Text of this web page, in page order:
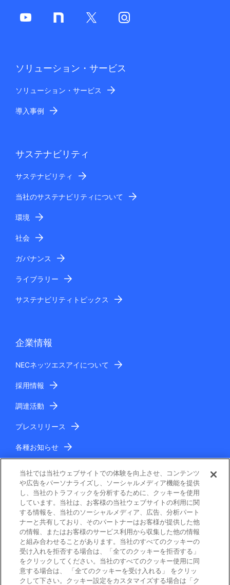
ソリューション・サービス
ソリューション・サービス
導入事例
サステナビリティ
サステナビリティ
当社のサステナビリティについて
環境
社会
ガバナンス
ライブラリー
サステナビリティトピックス
企業情報
NECネッツエスアイについて
採用情報
調達活動
プレスリリース
各種お知らせ
電子公告
ご利用条件
当社では当社ウェブサイトでの体験を向上させ、コンテンツ
や広告をパーソナライズし、ソーシャルメディア機能を提供
し、当社のトラフィックを分析するために、クッキーを使用
しています。当社は、お客様の当社ウェブサイトの利用に関
する情報を、当社のソーシャルメディア、広告、分析パート
ナーと共有しており、そのパートナーはお客様が提供した他
の情報、またはお客様のサービス利用から収集した他の情報
と組み合わせることがあります。当社のすべてのクッキーの
受け入れを拒否する場合は、「全てのクッキーを拒否する」
をクリックしてください。当社のすべてのクッキー使用に同
意する場合は、 「全てのクッキーを受け入れる」 をクリッ
クして下さい。クッキー設定をカスタマイズする場合は「ク